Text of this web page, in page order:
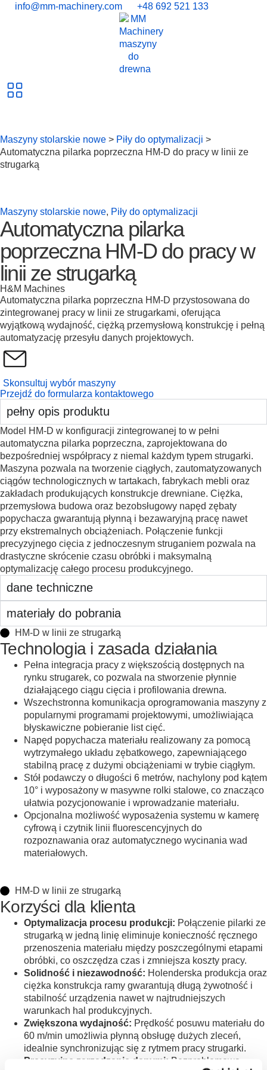
info@mm-machinery.com +48 692 521 133
Maszyny stolarskie nowe > Piły do optymalizacji >
Automatyczna pilarka poprzeczna HM-D do pracy w linii ze
strugarką
Maszyny stolarskie nowe, Piły do optymalizacji
Automatyczna pilarka
poprzeczna HM-D do pracy w
linii ze strugarką
H&M Machines
Automatyczna pilarka poprzeczna HM-D przystosowana do
zintegrowanej pracy w linii ze strugarkami, oferująca
wyjątkową wydajność, ciężką przemysłową konstrukcję i pełną
automatyzację przesyłu danych projektowych.
Skonsultuj wybór maszyny
Przejdź do formularza kontaktowego
pełny opis produktu
Model HM-D w konfiguracji zintegrowanej to w pełni
automatyczna pilarka poprzeczna, zaprojektowana do
bezpośredniej współpracy z niemal każdym typem strugarki.
Maszyna pozwala na tworzenie ciągłych, zautomatyzowanych
ciągów technologicznych w tartakach, fabrykach mebli oraz
zakładach produkujących konstrukcje drewniane. Ciężka,
przemysłowa budowa oraz bezobsługowy napęd zębaty
popychacza gwarantują płynną i bezawaryjną pracę nawet
przy ekstremalnych obciążeniach. Połączenie funkcji
precyzyjnego cięcia z jednoczesnym struganiem pozwala na
drastyczne skrócenie czasu obróbki i maksymalną
optymalizację całego procesu produkcyjnego.
dane techniczne
materiały do pobrania
HM-D w linii ze strugarką
Technologia i zasada działania
Pełna integracja pracy z większością dostępnych na
rynku strugarek, co pozwala na stworzenie płynnie
działającego ciągu cięcia i profilowania drewna.
Wszechstronna komunikacja oprogramowania maszyny z
popularnymi programami projektowymi, umożliwiająca
błyskawiczne pobieranie list cięć.
Napęd popychacza materiału realizowany za pomocą
wytrzymałego układu zębatkowego, zapewniającego
stabilną pracę z dużymi obciążeniami w trybie ciągłym.
Stół podawczy o długości 6 metrów, nachylony pod kątem
10° i wyposażony w masywne rolki stalowe, co znacząco
ułatwia pozycjonowanie i wprowadzanie materiału.
Opcjonalna możliwość wyposażenia systemu w kamerę
cyfrową i czytnik linii fluorescencyjnych do
rozpoznawania oraz automatycznego wycinania wad
materiałowych.
HM-D w linii ze strugarką
Korzyści dla klienta
Optymalizacja procesu produkcji: Połączenie pilarki ze
strugarką w jedną linię eliminuje konieczność ręcznego
przenoszenia materiału między poszczególnymi etapami
obróbki, co oszczędza czas i zmniejsza koszty pracy.
Solidność i niezawodność: Holenderska produkcja oraz
ciężka konstrukcja ramy gwarantują długą żywotność i
stabilność urządzenia nawet w najtrudniejszych
warunkach hal produkcyjnych.
Zwiększona wydajność: Prędkość posuwu materiału do
60 m/min umożliwia płynną obsługę dużych zleceń,
idealnie synchronizując się z rytmem pracy strugarki.
Precyzyjne zarządzanie danymi: Bezproblemowa